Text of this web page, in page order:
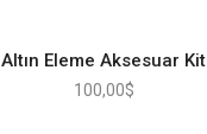
Altın Eleme Aksesuar Kit
100,00$